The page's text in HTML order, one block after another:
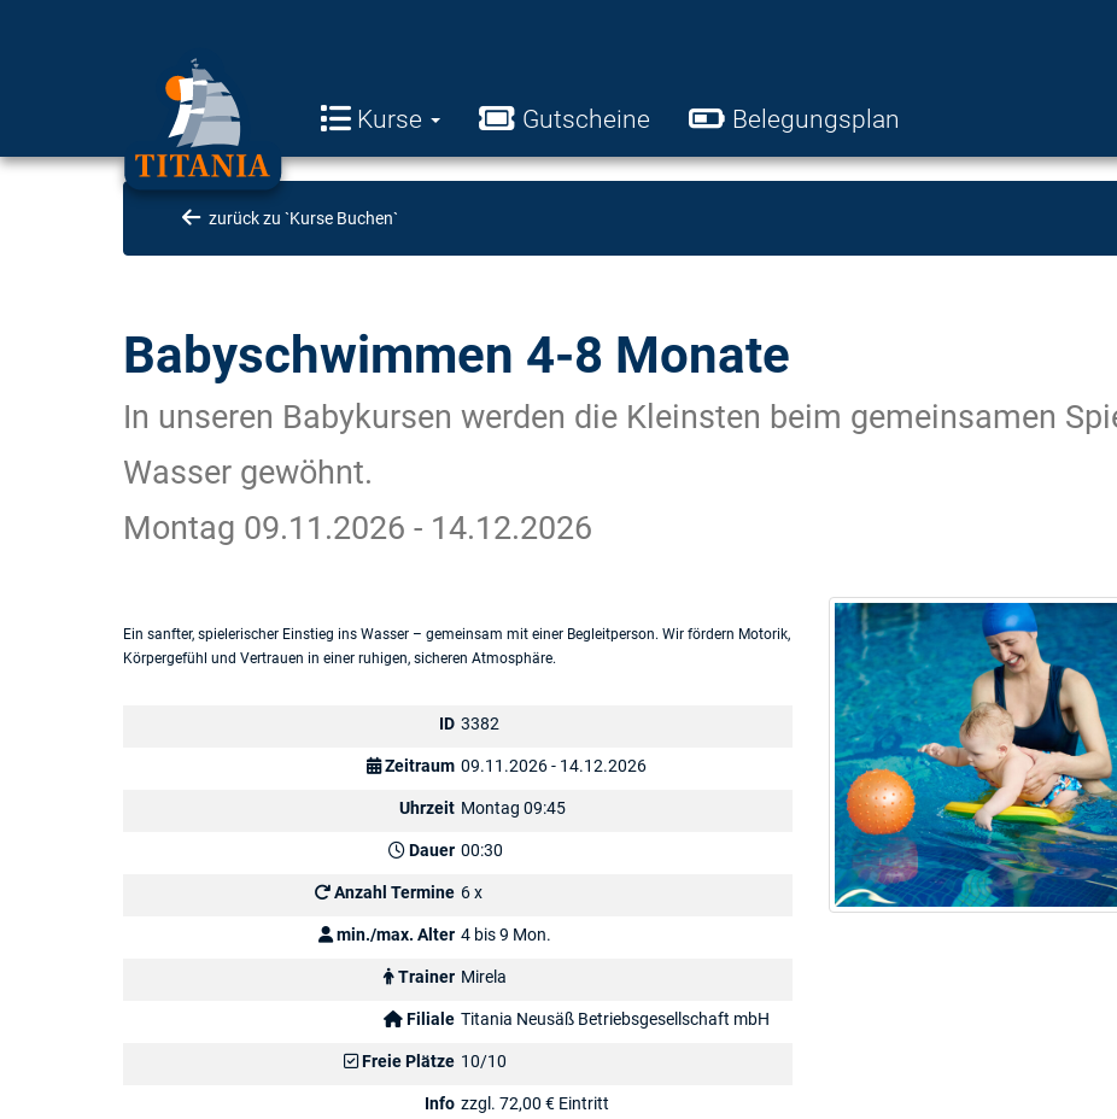
Kurse Gutscheine Belegungsplan
zurück zu `Kurse Buchen`
Babyschwimmen 4-8 Monate
In unseren Babykursen werden die Kleinsten beim gemeinsamen
Wasser gewöhnt.
Montag 09.11.2026 - 14.12.2026
Ein sanfter, spielerischer Einstieg ins Wasser – gemeinsam mit einer Begleitperson. Wir fördern Motorik,
Körpergefühl und Vertrauen in einer ruhigen, sicheren Atmosphäre.
ID 3382
Zeitraum 09.11.2026 - 14.12.2026
Uhrzeit Montag 09:45
Dauer 00:30
Anzahl Termine 6 x
min./max. Alter 4 bis 9 Mon.
Trainer Mirela
Filiale Titania Neusäß Betriebsgesellschaft mbH
Freie Plätze 10/10
Info zzgl. 72,00 € Eintritt